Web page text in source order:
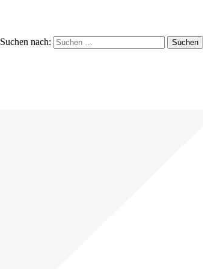
Suchen nach: